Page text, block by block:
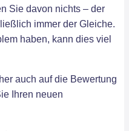
Sie davon nichts – der
immer der Gleiche.
haben, kann dies viel
auch auf die Bewertung
Ihren neuen